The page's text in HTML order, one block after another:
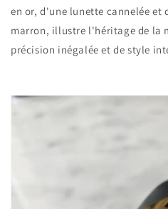
en or, d'une lunette cannelée
marron, illustre l'héritage de la
précision inégalée et de style